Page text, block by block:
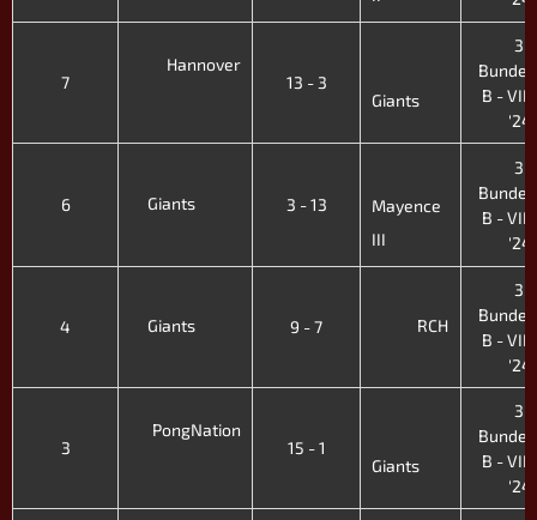
7
Hannover
13 - 3
Giants
3.
B -
'24
6 Giants 3 - 13
Mayence
III
3.
B -
'24
4 Giants 9 - 7 RCH
3.
B -
'24
3
PongNation
15 - 1
Giants
3.
B -
'24